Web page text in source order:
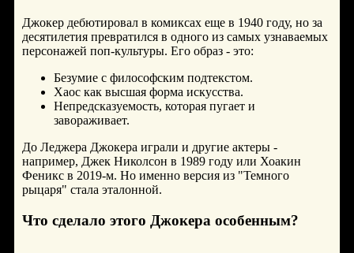
Джокер дебютировал в комиксах еще в 1940 году, но за
десятилетия превратился в одного из самых узнаваемых
персонажей поп-культуры. Его образ - это:
Безумие с философским подтекстом.
Хаос как высшая форма искусства.
Непредсказуемость, которая пугает и
завораживает.
До Леджера Джокера играли и другие актеры -
например, Джек Николсон в 1989 году или Хоакин
Феникс в 2019-м. Но именно версия из "Темного
рыцаря" стала эталонной.
Что сделало этого Джокера особенным?